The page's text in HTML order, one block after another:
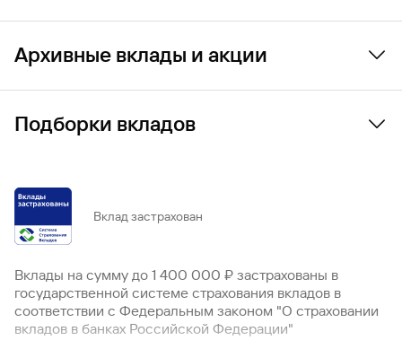
«Корпоративный»
«До востребования»
«Приоритет плюс»
«Уникальный»
Архивные вклады и акции
«Большая выгода»
«Промо Копить»
«Ваш успех»
Акция «Пенсия плюс»
Акция «Плюс подарок за вклад»
Подборки вкладов
Все
По городам
С высоким процентом
На 1 месяц
Вклад застрахован
Вклады на сумму до 1 400 000 ₽ застрахованы в
государственной системе страхования вкладов в
соответствии с Федеральным законом "О страховании
вкладов в банках Российской Федерации"